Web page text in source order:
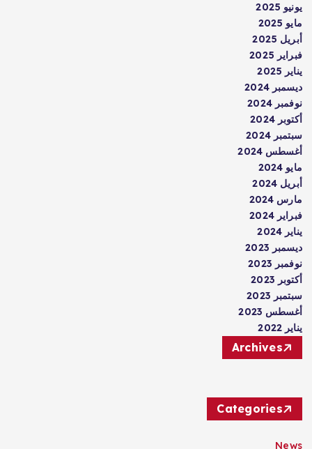
يونيو 2025
مايو 2025
أبريل 2025
فبراير 2025
يناير 2025
ديسمبر 2024
نوفمبر 2024
أكتوبر 2024
سبتمبر 2024
أغسطس 2024
مايو 2024
أبريل 2024
مارس 2024
فبراير 2024
يناير 2024
ديسمبر 2023
نوفمبر 2023
أكتوبر 2023
سبتمبر 2023
أغسطس 2023
يناير 2022
Archives
Categories
News